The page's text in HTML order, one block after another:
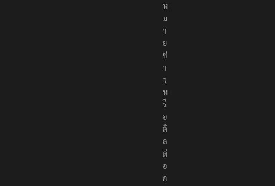
ห
ม
า
ย
ข่
า
ว
ห
รื
อ
ติ
ด
ต่
อ
ก